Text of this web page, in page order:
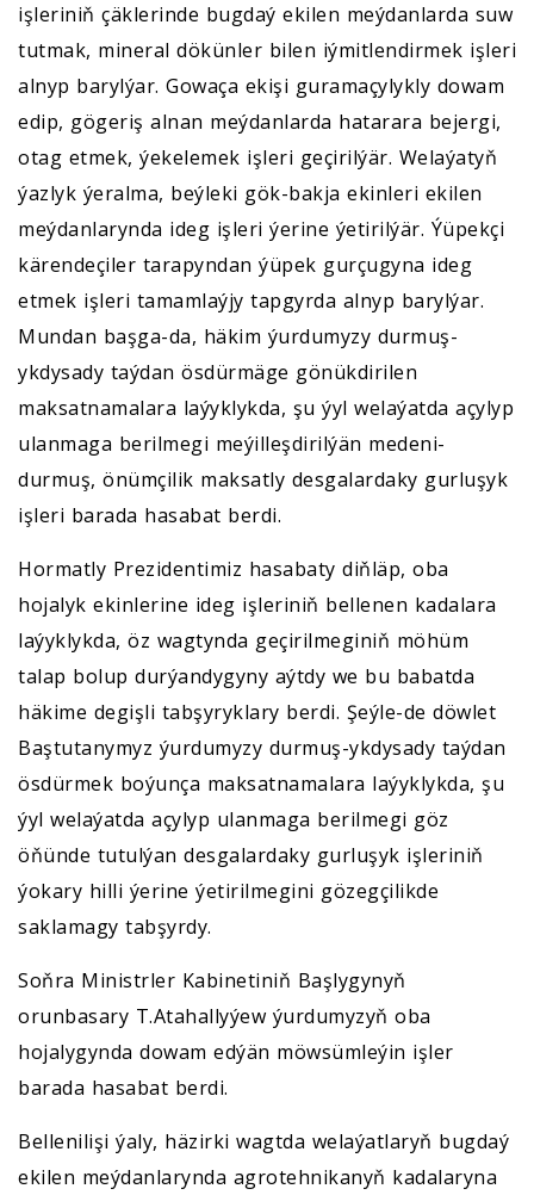
işleriniň çäklerinde bugdaý ekilen meýdanlarda suw
tutmak, mineral dökünler bilen iýmitlendirmek işleri
alnyp barylýar. Gowaça ekişi guramaçylykly dowam
edip, gögeriş alnan meýdanlarda hatarara bejergi,
otag etmek, ýekelemek işleri geçirilýär. Welaýatyň
ýazlyk ýeralma, beýleki gök-bakja ekinleri ekilen
meýdanlarynda ideg işleri ýerine ýetirilýär. Ýüpekçi
kärendeçiler tarapyndan ýüpek gurçugyna ideg
etmek işleri tamamlaýjy tapgyrda alnyp barylýar.
Mundan başga-da, häkim ýurdumyzy durmuş-
ykdysady taýdan ösdürmäge gönükdirilen
maksatnamalara laýyklykda, şu ýyl welaýatda açylyp
ulanmaga berilmegi meýilleşdirilýän medeni-
durmuş, önümçilik maksatly desgalardaky gurluşyk
işleri barada hasabat berdi.
Hormatly Prezidentimiz hasabaty diňläp, oba
hojalyk ekinlerine ideg işleriniň bellenen kadalara
laýyklykda, öz wagtynda geçirilmeginiň möhüm
talap bolup durýandygyny aýtdy we bu babatda
häkime degişli tabşyryklary berdi. Şeýle-de döwlet
Baştutanymyz ýurdumyzy durmuş-ykdysady taýdan
ösdürmek boýunça maksatnamalara laýyklykda, şu
ýyl welaýatda açylyp ulanmaga berilmegi göz
öňünde tutulýan desgalardaky gurluşyk işleriniň
ýokary hilli ýerine ýetirilmegini gözegçilikde
saklamagy tabşyrdy.
Soňra Ministrler Kabinetiniň Başlygynyň
orunbasary T.Atahallyýew ýurdumyzyň oba
hojalygynda dowam edýän möwsümleýin işler
barada hasabat berdi.
Bellenilişi ýaly, häzirki wagtda welaýatlaryň bugdaý
ekilen meýdanlarynda agrotehnikanyň kadalaryna